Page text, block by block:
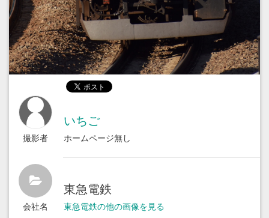
撮影者
いちご
ホームページ無し
会社名
東急電鉄
東急電鉄の他の画像を見る